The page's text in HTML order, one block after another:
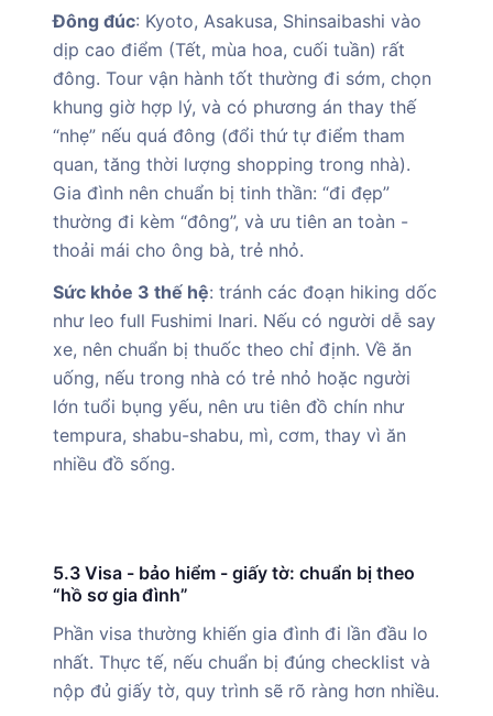
Đông đúc: Kyoto, Asakusa, Shinsaibashi vào
dịp cao điểm (Tết, mùa hoa, cuối tuần) rất
đông. Tour vận hành tốt thường đi sớm, chọn
khung giờ hợp lý, và có phương án thay thế
“nhẹ” nếu quá đông (đổi thứ tự điểm tham
quan, tăng thời lượng shopping trong nhà).
Gia đình nên chuẩn bị tinh thần: “đi đẹp”
thường đi kèm “đông”, và ưu tiên an toàn -
thoải mái cho ông bà, trẻ nhỏ.
Sức khỏe 3 thế hệ: tránh các đoạn hiking dốc
như leo full Fushimi Inari. Nếu có người dễ say
xe, nên chuẩn bị thuốc theo chỉ định. Về ăn
uống, nếu trong nhà có trẻ nhỏ hoặc người
lớn tuổi bụng yếu, nên ưu tiên đồ chín như
tempura, shabu-shabu, mì, cơm, thay vì ăn
nhiều đồ sống.
5.3 Visa - bảo hiểm - giấy tờ: chuẩn bị theo
“hồ sơ gia đình”
Phần visa thường khiến gia đình đi lần đầu lo
nhất. Thực tế, nếu chuẩn bị đúng checklist và
nộp đủ giấy tờ, quy trình sẽ rõ ràng hơn nhiều.